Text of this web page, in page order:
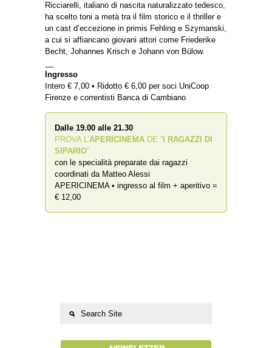
Ricciarelli, italiano di nascita naturalizzato tedesco,
ha scelto toni a metà tra il film storico e il thriller e
un cast d’eccezione in primis Fehling e Szymanski,
a cui si affiancano giovani attori come Friederike
Becht, Johannes Krisch e Johann von Bülow.
Ingresso
Intero € 7,00 • Ridotto € 6,00 per soci UniCoop
Firenze e correntisti Banca di Cambiano
Dalle 19.00 alle 21.30
PROVA L’APERICINEMA DE “ I RAGAZZI DI
SIPARIO”
con le specialità preparate dai ragazzi
coordinati da Matteo Alessi
APERICINEMA • ingresso al film + aperitivo =
€ 12,00